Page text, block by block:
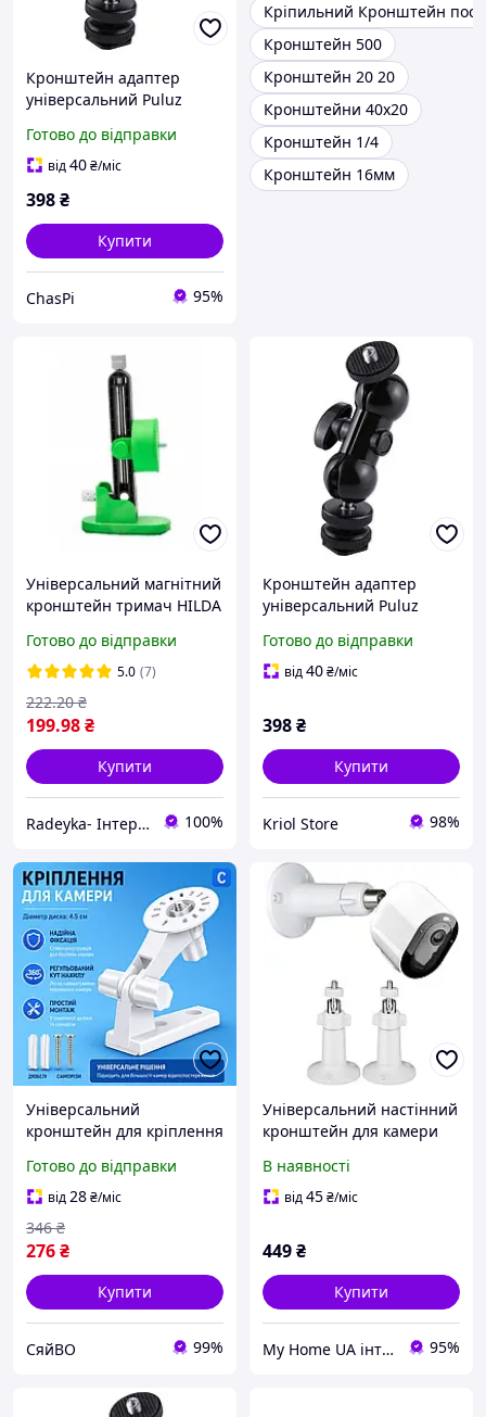
Кронштейн адаптер
універсальний Puluz
черевика на 1/4 kr
Готово до відправки
від40₴/міс
398₴
Купити
ChasPi 95%
Кріпильний Кронштейн
Кронштейн 500
Кронштейн 20 20
Кронштейни 40х20
Кронштейн 1/4
Кронштейн 16мм
Універсальний магнітний
кронштейн тримач HILDA
НАКЛОННИЙ режим
Готово до відправки
5.0 (7)
199.98₴
222.20 ₴
Купити
Radeyka- Інтернет магазин рацій та аксесуарів 100%
Кронштейн адаптер
універсальний Puluz
башмака на 1/4
Готово до відправки
від40₴/міс
398₴
Купити
Kriol Store 98%
Універсальний
кронштейн для кріплення
відеоспостереження IP-
камер WiFi-камер та
інших пристроїв із
різьбовим кріпленням
1/4"
Готово до відправки
від28₴/міс
276₴
346 ₴
Купити
СяйВО 99%
Універсальний настінний
кронштейн для камери
поворотне кріплення
360°
В наявності
від45₴/міс
449₴
Купити
My Home UA інтернет магазин товарів для дому 95%